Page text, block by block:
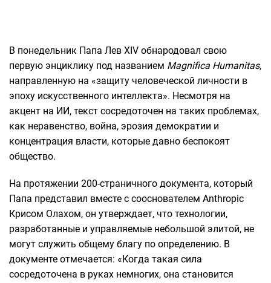
В понедельник Папа Лев XIV обнародовал свою
первую энциклику под названием Magnifica Humanitas,
направленную на «защиту человеческой личности в
эпоху искусственного интеллекта». Несмотря на
акцент на ИИ, текст сосредоточен на таких проблемах,
как неравенство, война, эрозия демократии и
концентрация власти, которые давно беспокоят
общество.
На протяжении 200-страничного документа, который
Папа представил вместе с сооснователем Anthropic
Крисом Олахом, он утверждает, что технологии,
разработанные и управляемые небольшой элитой, не
могут служить общему благу по определению. В
документе отмечается: «Когда такая сила
сосредоточена в руках немногих, она становится